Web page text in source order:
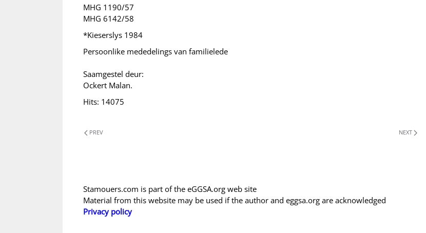
MHG 1190/57
MHG 6142/58
*Kieserslys 1984
Persoonlike mededelings van familielede
Saamgestel deur:
Ockert Malan.
Hits: 14075
PREV NEXT
Stamouers.com is part of the eGGSA.org web site
Material from this website may be used if the author and eggsa.org are acknowledged
Privacy policy